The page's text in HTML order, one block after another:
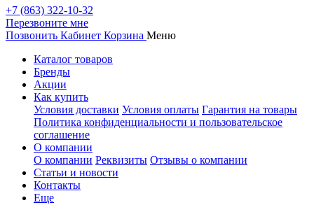
+7 (863) 322-10-32
Перезвоните мне
Позвонить Кабинет Корзина Меню
Каталог товаров
Бренды
Акции
Как купить
Условия доставки Условия оплаты Гарантия на товары
Политика конфиденциальности и пользовательское
соглашение
О компании
О компании Реквизиты Отзывы о компании
Статьи и новости
Контакты
Еще